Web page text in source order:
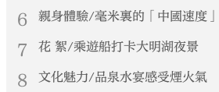
6 親身體驗/毫米裏的「中國速度」
7 花 絮/乘遊船打卡大明湖夜景
8 文化魅力/品泉水宴感受煙火氣